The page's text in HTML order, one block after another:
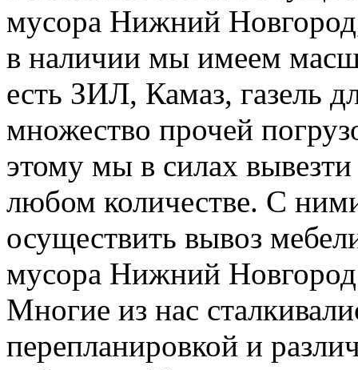
мусора Нижний
в наличии мы имеем
есть ЗИЛ, Камаз, газель
множество прочей
этому мы в силах
любом количестве. С
осуществить вывоз
мусора Нижний
Многие из нас
перепланировкой и